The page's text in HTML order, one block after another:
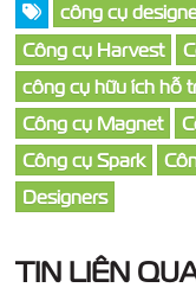
công cụ
Công cụ Harvest
công cụ hữu ích hỗ
Công cụ Magnet
Công cụ Spark
Designers
TIN LIÊN